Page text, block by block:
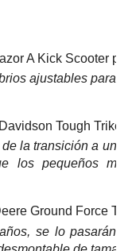
A Kick Scooter
ajustables para
Tough Trike
la transición a un
los pequeños
Ground Force
se lo pasarán